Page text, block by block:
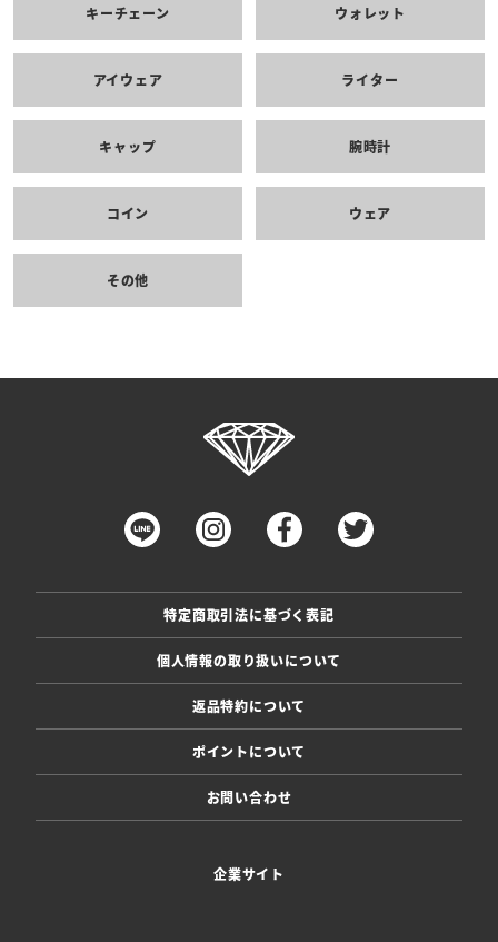
キーチェーン ウォレット
アイウェア ライター
キャップ 腕時計
コイン ウェア
その他
特定商取引法に基づく表記
個人情報の取り扱いについて
返品特約について
ポイントについて
お問い合わせ
企業サイト